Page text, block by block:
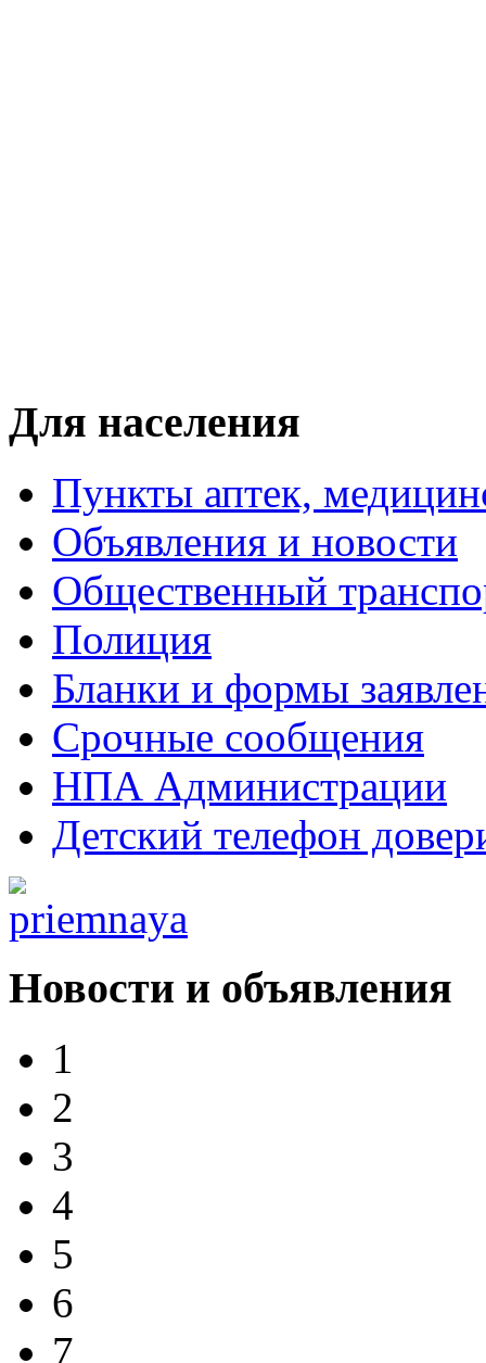
Для населения
Пункты аптек,
Объявления и новости
Общественный
Полиция
Бланки и формы
Срочные сообщения
НПА Администрации
Детский телефон
Новости и объявления
1
2
3
4
5
6
7